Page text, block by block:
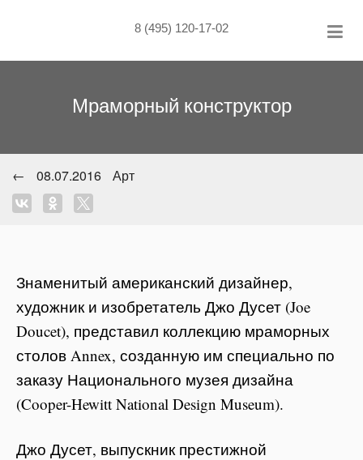
8 (495) 120-17-02
Мраморный конструктор
← 08.07.2016 Арт
Знаменитый американский дизайнер,
художник и изобретатель Джо Дусет (Joe
Doucet), представил коллекцию мраморных
столов Annex, созданную им специально по
заказу Национального музея дизайна
(Cooper-Hewitt National Design Museum).
Джо Дусет, выпускник престижной